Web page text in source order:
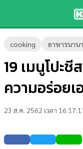
cooking อาหารนาน
19 เมนูโปะ
ความอร่อยเ
23 ส.ค. 2562 เวลา
ข่าว-
ความ
รู้
บันเทิง